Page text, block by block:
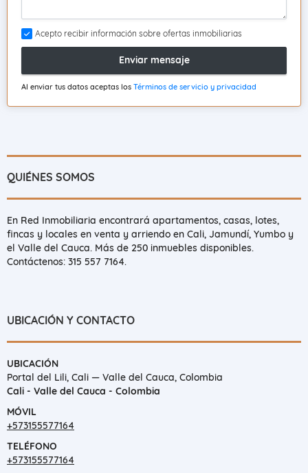
Acepto recibir información sobre ofertas inmobiliarias
Enviar mensaje
Al enviar tus datos aceptas los Términos de servicio y privacidad
QUIÉNES SOMOS
En Red Inmobiliaria encontrará apartamentos, casas, lotes,
fincas y locales en venta y arriendo en Cali, Jamundí, Yumbo y
el Valle del Cauca. Más de 250 inmuebles disponibles.
Contáctenos: 315 557 7164.
UBICACIÓN Y CONTACTO
UBICACIÓN
Portal del Lili, Cali — Valle del Cauca, Colombia
Cali - Valle del Cauca - Colombia
MÓVIL
+573155577164
TELÉFONO
+573155577164